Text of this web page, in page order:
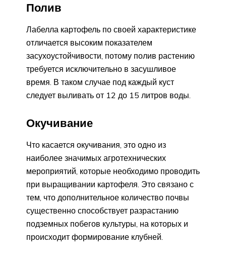
Полив
Лабелла картофель по своей характеристике
отличается высоким показателем
засухоустойчивости, потому полив растению
требуется исключительно в засушливое
время. В таком случае под каждый куст
следует выливать от 12 до 15 литров воды.
Окучивание
Что касается окучивания, это одно из
наиболее значимых агротехнических
мероприятий, которые необходимо проводить
при выращивании картофеля. Это связано с
тем, что дополнительное количество почвы
существенно способствует разрастанию
подземных побегов культуры, на которых и
происходит формирование клубней.